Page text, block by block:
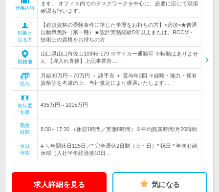
仕事内容
ます。 オフィス内でのデスクワークを中心に、必要に応じて現場
確認も行います。
対象と
なる方
【必須資格の受験条件に準じた学歴をお持ちの方】<必須>★普通
自動車免許（第一種）★設計実務経験5年以上または、RCCM・
技術士の資格をお持ちの方
勤務地
山口県山口市佐山10945-179 ※マイカー通勤可 ※転勤はありませ
ん 【雇入れ直後】上記事業所…
給与
月給30万円～70万円 ＋ 諸手当 ＋ 賞与年2回 ※経験・能力・保有
資格等を考慮の上、当社規定により優遇いたします…
初年度
年収
435万円～1015万円
勤務
時間
8:30～17:30 （休憩1時間／実働8時間）※平均残業時間/月20時間
休日
休暇
# ＼年間休日125日／* 完全週休2日制（土・日）* 祝日 * 年次有給
休暇（入社半年経過後10日…
求人詳細を見る 気になる